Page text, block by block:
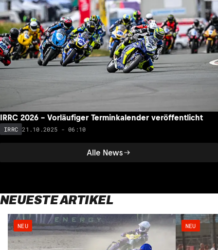
Alle News
IRRC 2026 – Vorläufiger Terminkalender veröffentlicht
IRRC 21.10.2025 - 06:10
NEUESTE ARTIKEL
NEU NEU